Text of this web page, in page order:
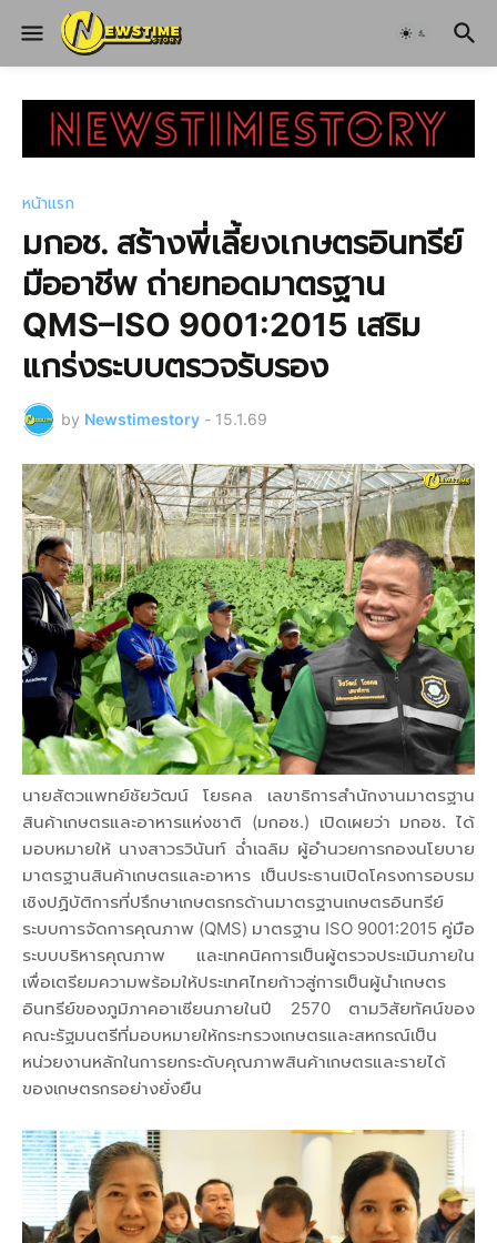
หน้าแรก
มกอช. สร้างพี่เลี้ยงเกษตรอินทรีย์
มืออาชีพ ถ่ายทอดมาตรฐาน
QMS–ISO 9001:2015 เสริม
แกร่งระบบตรวจรับรอง
by Newstimestory - 15.1.69
นายสัตวแพทย์ชัยวัฒน์ โยธคล เลขาธิการสำนักงานมาตรฐาน
สินค้าเกษตรและอาหารแห่งชาติ (มกอช.) เปิดเผยว่า มกอช. ได้
มอบหมายให้ นางสาวรวินันท์ ฉ่ำเฉลิม ผู้อำนวยการกองนโยบาย
มาตรฐานสินค้าเกษตรและอาหาร เป็นประธานเปิดโครงการอบรม
เชิงปฏิบัติการที่ปรึกษาเกษตรกรด้านมาตรฐานเกษตรอินทรีย์
ระบบการจัดการคุณภาพ (QMS) มาตรฐาน ISO 9001:2015 คู่มือ
ระบบบริหารคุณภาพ และเทคนิคการเป็นผู้ตรวจประเมินภายใน
เพื่อเตรียมความพร้อมให้ประเทศไทยก้าวสู่การเป็นผู้นำเกษตร
อินทรีย์ของภูมิภาคอาเซียนภายในปี 2570 ตามวิสัยทัศน์ของ
คณะรัฐมนตรีที่มอบหมายให้กระทรวงเกษตรและสหกรณ์เป็น
หน่วยงานหลักในการยกระดับคุณภาพสินค้าเกษตรและรายได้
ของเกษตรกรอย่างยั่งยืน